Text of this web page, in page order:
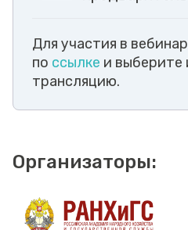
Для участия в
по ссылке и
трансляцию.
Организаторы: